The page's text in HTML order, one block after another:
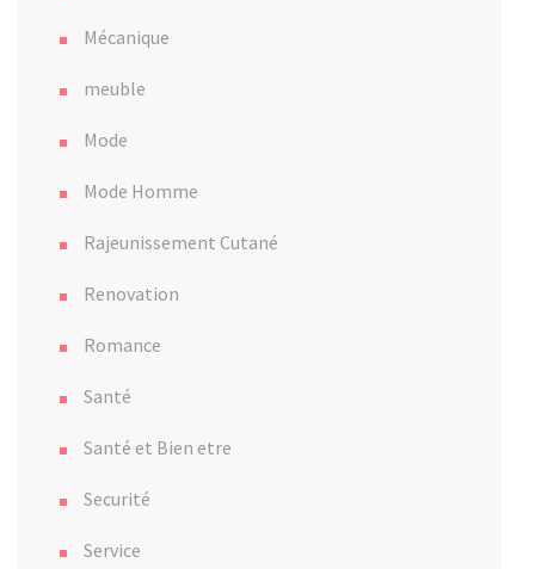
Mécanique
meuble
Mode
Mode Homme
Rajeunissement Cutané
Renovation
Romance
Santé
Santé et Bien etre
Securité
Service